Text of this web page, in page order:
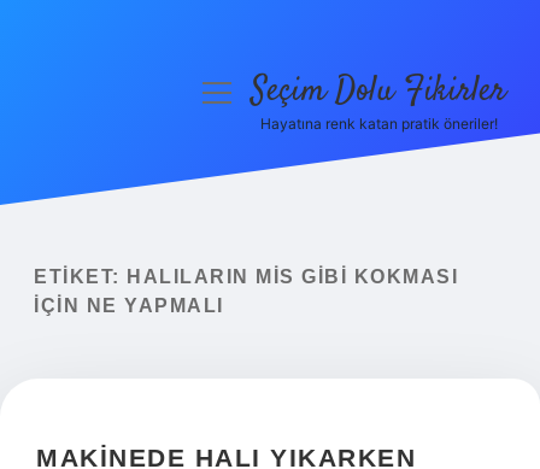
Yasal Uyarı
menüyüSeçim Dolu Fikirler
Hayatına renk katan pratik öneriler!
ETIKET:
HALILARIN MIS GIBI KOKMASI
IÇIN NE YAPMALI
MAKINEDE HALI YIKARKEN